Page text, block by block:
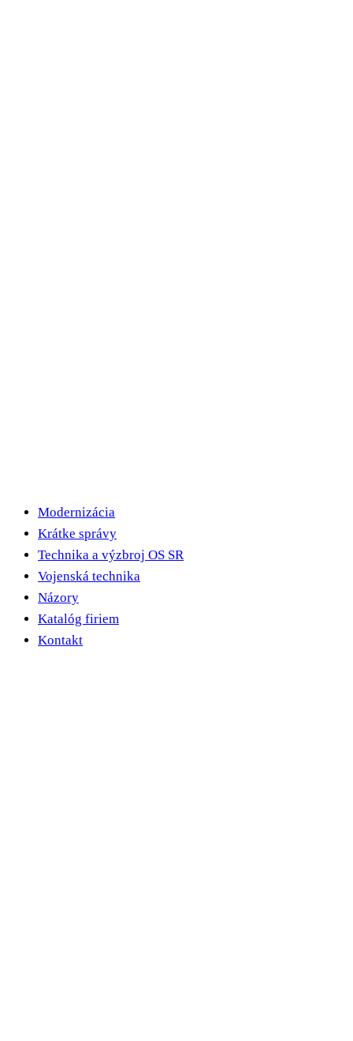
Modernizácia
Krátke správy
Technika a výzbroj OS SR
Vojenská technika
Názory
Katalóg firiem
Kontakt